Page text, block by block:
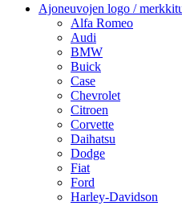
Ajoneuvojen logo /
Alfa Romeo
Audi
BMW
Buick
Case
Chevrolet
Citroen
Corvette
Daihatsu
Dodge
Fiat
Ford
Harley-Davidson